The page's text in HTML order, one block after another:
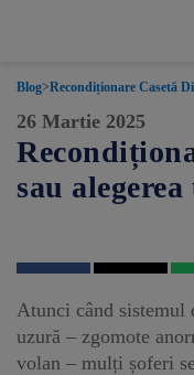
Blog>Recondiționare Casetă
26 Martie 2025
sau
Atunci când sistemul
uzură – zgomote
volan – mulți șoferi